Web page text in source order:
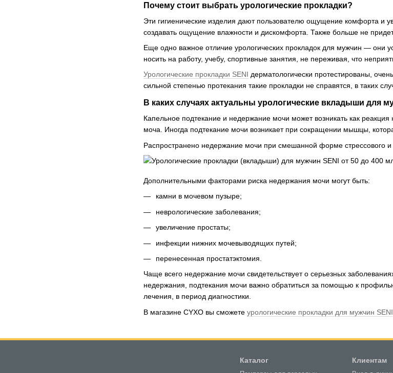
Почему стоит выбрать урологические прокладки?
Эти гигиенические изделия дают пользователю ощущение комфорта и
создавать ощущение влажности и дискомфорта. Также больше не
Еще одно важное отличие урологических прокладок для мужчин — они
носить на работу, учебу, спортивные занятия, не переживая, что
Урологические прокладки SENI дерматологически протестированы,
сильной степенью протекания такие прокладки не справятся, в таких
В каких случаях актуальны урологические вкладыши для
Капельное подтекание и недержание мочи может возникать как
моча. Иногда подтекание мочи возникает при сокращении мышцы,
Распространено недержание мочи при смешанной форме стрессового и
Дополнительными факторами риска недержания мочи могут быть:
камни в мочевом пузыре;
неврологические заболевания;
увеличение простаты;
инфекции нижних мочевыводящих путей;
перенесенная простатэктомия.
Чаще всего недержание мочи свидетельствует о серьезных
недержания, подтекания мочи важно обратиться за помощью к
лечения, в период диагностики.
В магазине CYXO вы сможете урологические прокладки для мужчин SENI
Каталог Клиентам